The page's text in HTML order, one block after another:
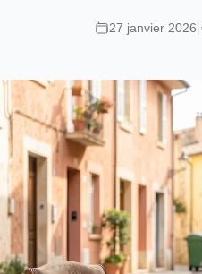
27 janvier 2026|